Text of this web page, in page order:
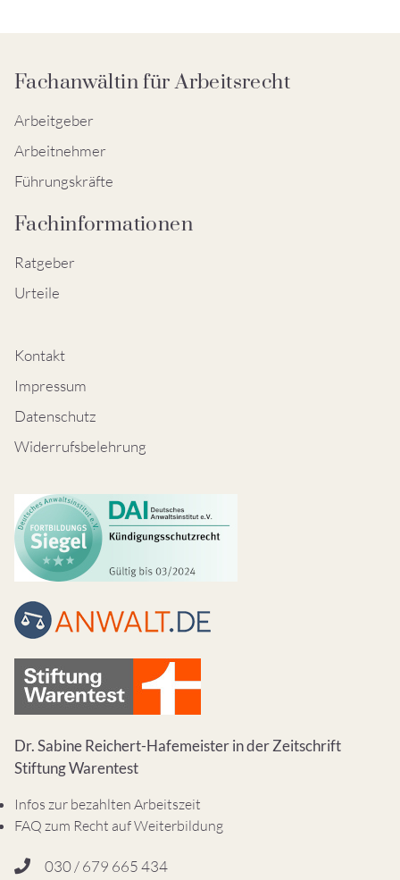
Fachanwältin für Arbeitsrecht
Arbeitgeber
Arbeitnehmer
Führungskräfte
Fachinformationen
Ratgeber
Urteile
Kontakt
Impressum
Datenschutz
Widerrufsbelehrung
Dr. Sabine Reichert-Hafemeister in der Zeitschrift
Stiftung Warentest
Infos zur bezahlten Arbeitszeit
FAQ zum Recht auf Weiterbildung
030 / 679 665 434